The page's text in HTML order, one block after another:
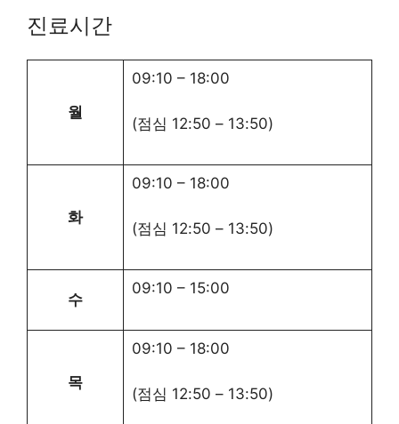
진료시간
월
09:10 – 18:00
(점심 12:50 – 13:50)
화
09:10 – 18:00
(점심 12:50 – 13:50)
수
09:10 – 15:00
목
09:10 – 18:00
(점심 12:50 – 13:50)